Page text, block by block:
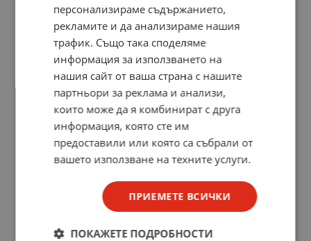
персонализираме съдържанието,
рекламите и да анализираме нашия
трафик. Също така споделяме
информация за използването на
нашия сайт от ваша страна с нашите
партньори за реклама и анализи,
които може да я комбинират с друга
информация, която сте им
предоставили или която са събрали от
вашето използване на техните услуги.
ПРИЕМЕТЕ ВСИЧКИ
ПОКАЖЕТЕ ПОДРОБНОСТИ